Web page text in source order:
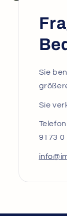
Sie
Sie
9173 0